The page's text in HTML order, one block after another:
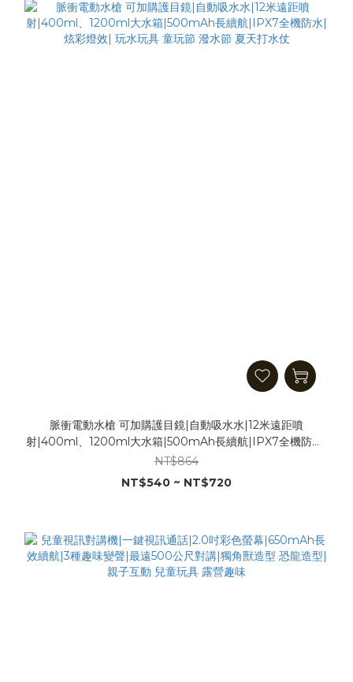
脈衝電動水槍 可加購護目鏡|自動吸水水|12米遠距噴
射|400ml、1200ml大水箱|500mAh長續航|IPX7全機防水|
炫彩燈效| 玩水玩具 童玩節 潑水節 夏天打水仗
NT$864
NT$540 ~ NT$720